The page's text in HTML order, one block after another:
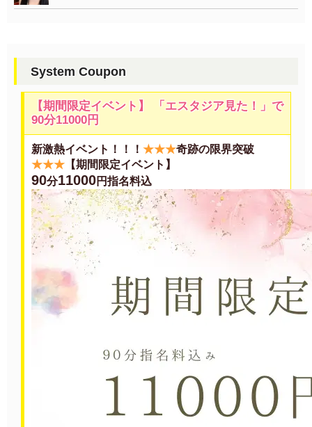
System Coupon
【期間限定イベント】 「エスタジア見た！」で
90分11000円
新激熱イベント！！！ ★★★奇跡の限界突破
★★★ 【期間限定イベント】
90分11000円指名料込